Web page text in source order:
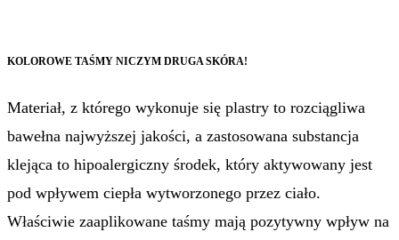
KOLOROWE TAŚMY NICZYM DRUGA SKÓRA!
Materiał, z którego wykonuje się plastry to rozciągliwa
bawełna najwyższej jakości, a zastosowana substancja
klejąca to hipoalergiczny środek, który aktywowany jest
pod wpływem ciepła wytworzonego przez ciało.
Właściwie zaaplikowane taśmy mają pozytywny wpływ na